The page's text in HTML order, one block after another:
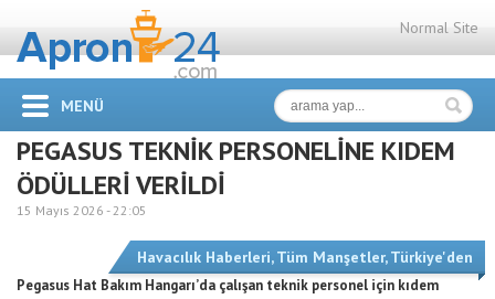
Normal Site
MENÜ
PEGASUS TEKNİK PERSONELİNE KIDEM
ÖDÜLLERİ VERİLDİ
15 Mayıs 2026 -22:05
Havacılık Haberleri,Tüm Manşetler,Türkiye'den
Pegasus Hat Bakım Hangarı’da çalışan teknik personel için kıdem